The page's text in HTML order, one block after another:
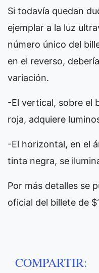
Si todavía quedan
ejemplar a la luz
número único del
en el reverso,
variación.
-El vertical, sobre el
roja, adquiere
-El horizontal, en el
tinta negra, se
Por más detalles se
oficial del billete de
COMPARTIR: